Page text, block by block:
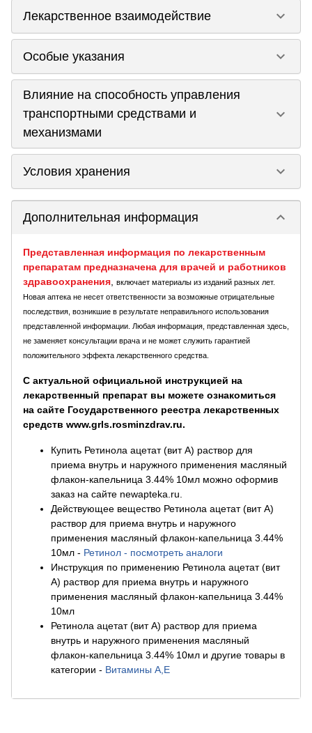
Лекарственное взаимодействие keyboard_arrow_down
Особые указания keyboard_arrow_down
Влияние на способность управления
транспортными средствами и
механизмами
keyboard_arrow_down
Условия хранения keyboard_arrow_down
Дополнительная информация keyboard_arrow_down
Представленная информация по лекарственным
препаратам предназначена для врачей и работников
здравоохранения
включает материалы из изданий разных лет.
Новая аптека не несет ответственности за возможные отрицательные
последствия, возникшие в результате неправильного использования
представленной информации. Любая информация, представленная здесь,
не заменяет консультации врача и не может служить гарантией
положительного эффекта лекарственного средства.
С актуальной официальной инструкцией на
лекарственный препарат вы можете ознакомиться
на сайте Государственного реестра лекарственных
средств www.grls.rosminzdrav.ru.
Купить Ретинола ацетат (вит А) раствор для
приема внутрь и наружного применения масляный
флакон-капельница 3.44% 10мл можно оформив
заказ на сайте newapteka.ru.
Действующее вещество Ретинола ацетат (вит А)
раствор для приема внутрь и наружного
применения масляный флакон-капельница 3.44%
10мл - Ретинол - посмотреть аналоги
Инструкция по применению Ретинола ацетат (вит
А) раствор для приема внутрь и наружного
применения масляный флакон-капельница 3.44%
10мл
Ретинола ацетат (вит А) раствор для приема
внутрь и наружного применения масляный
флакон-капельница 3.44% 10мл и другие товары в
категории - Витамины А,Е